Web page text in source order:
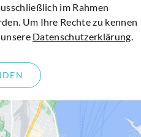
im Rahmen
Um Ihre Rechte zu kennen
Datenschutzerklärung.